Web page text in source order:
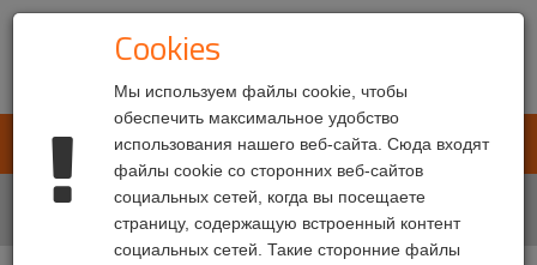
L.E.T. Automotive
Главная
Потребители
Государственные инспекционные центры
Cookies
Мы используем файлы cookie, чтобы
обеспечить максимальное удобство
использования нашего веб-сайта. Сюда входят
файлы cookie со сторонних веб-сайтов
социальных сетей, когда вы посещаете
страницу, содержащую встроенный контент
социальных сетей. Такие сторонние файлы